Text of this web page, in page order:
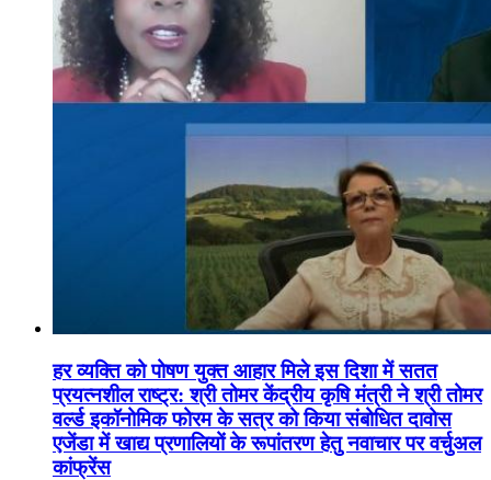
हर व्यक्ति को पोषण युक्त आहार मिले इस दिशा में सतत
प्रयत्नशील राष्ट्र: श्री तोमर केंद्रीय कृषि मंत्री ने श्री तोमर
वर्ल्ड इकॉनोमिक फोरम के सत्र को किया संबोधित दावोस
एजेंडा में खाद्य प्रणालियों के रूपांतरण हेतु नवाचार पर वर्चुअल
कांफ्रेंस